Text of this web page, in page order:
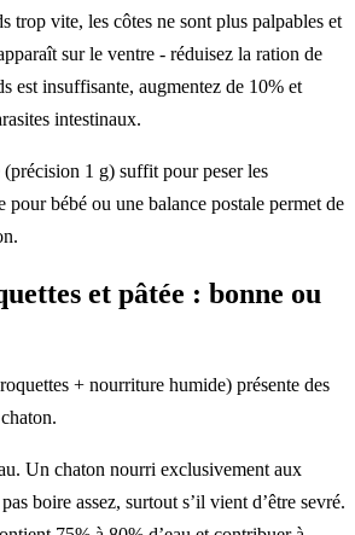
trop vite, les côtes ne sont plus palpables et
sur le ventre - réduisez la ration de
est insuffisante, augmentez de 10% et
intestinaux.
1 g) suffit pour peser les
pour bébé ou une balance postale permet de
et pâtée : bonne ou
+ nourriture humide) présente des
Un chaton nourri exclusivement aux
boire assez, surtout s’il vient d’être sevré.